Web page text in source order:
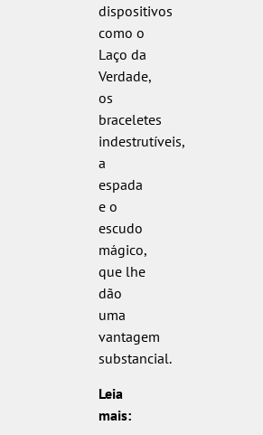
dispositivos
como o
Laço da
Verdade,
os
braceletes
indestrutíveis,
a
espada
e o
escudo
mágico,
que lhe
dão
uma
vantagem
substancial.
Leia
mais: